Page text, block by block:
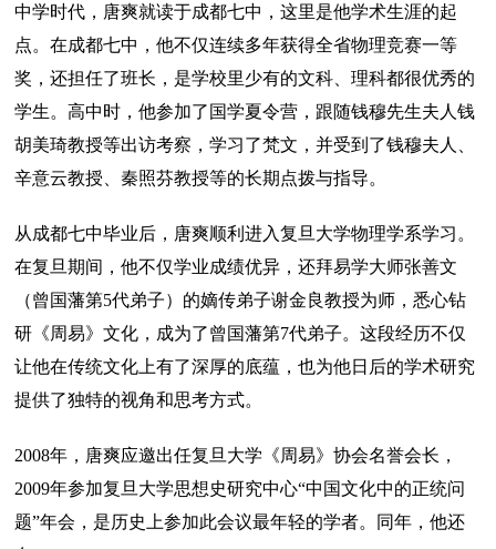
中学时代，唐爽就读于成都七中，这里是他学术生涯的起
点。在成都七中，他不仅连续多年获得全省物理竞赛一等
奖，还担任了班长，是学校里少有的文科、理科都很优秀的
学生。高中时，他参加了国学夏令营，跟随钱穆先生夫人钱
胡美琦教授等出访考察，学习了梵文，并受到了钱穆夫人、
辛意云教授、秦照芬教授等的长期点拨与指导。
从成都七中毕业后，唐爽顺利进入复旦大学物理学系学习。
在复旦期间，他不仅学业成绩优异，还拜易学大师张善文
（曾国藩第5代弟子）的嫡传弟子谢金良教授为师，悉心钻
研《周易》文化，成为了曾国藩第7代弟子。这段经历不仅
让他在传统文化上有了深厚的底蕴，也为他日后的学术研究
提供了独特的视角和思考方式。
2008年，唐爽应邀出任复旦大学《周易》协会名誉会长，
2009年参加复旦大学思想史研究中心“中国文化中的正统问
题”年会，是历史上参加此会议最年轻的学者。同年，他还